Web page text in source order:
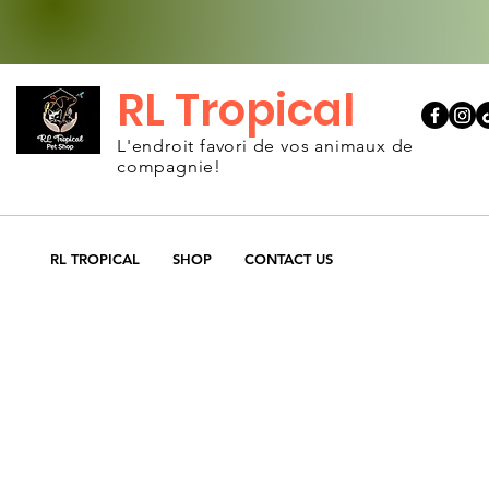
RL Tropical
L'endroit favori de vos animaux de
compagnie!
RL TROPICAL SHOP CONTACT US